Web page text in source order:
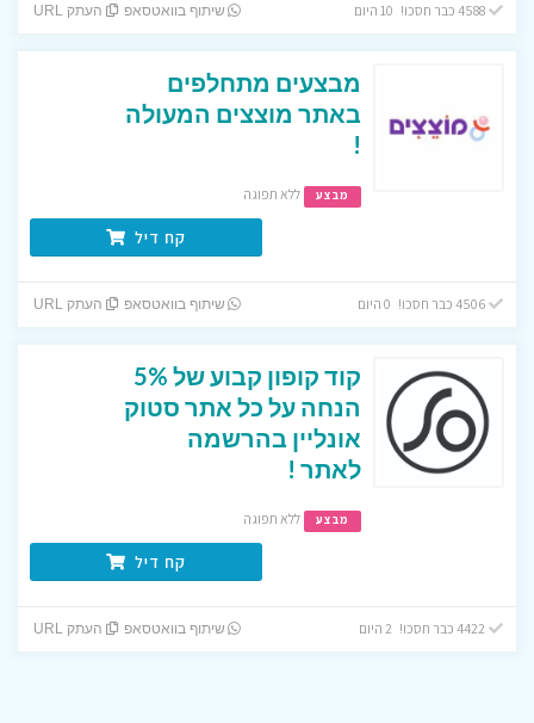
4588 כבר חסכו! 10 היום שיתוף בוואטסאפ העתק URL
מבצעים מתחלפים
באתר מוצצים המעולה
!
מבצע ללא תפוגה
קח דיל
4506 כבר חסכו! 0 היום שיתוף בוואטסאפ העתק URL
קוד קופון קבוע של 5%
הנחה על כל אתר סטוק
אונליין בהרשמה
לאתר !
מבצע ללא תפוגה
קח דיל
4422 כבר חסכו! 2 היום שיתוף בוואטסאפ העתק URL